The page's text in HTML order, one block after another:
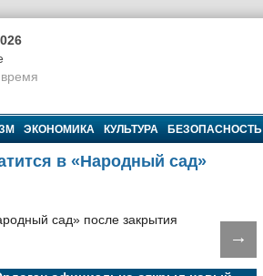
ЭКОНОМИКА КУЛЬТУРА БЕЗОПАСНОСТЬ
в «Народный сад»
→